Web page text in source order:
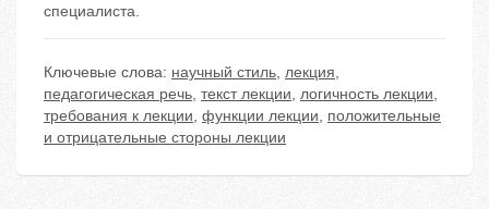
специалиста.
Ключевые слова: научный стиль, лекция,
педагогическая речь, текст лекции, логичность лекции,
требования к лекции, функции лекции, положительные
и отрицательные стороны лекции